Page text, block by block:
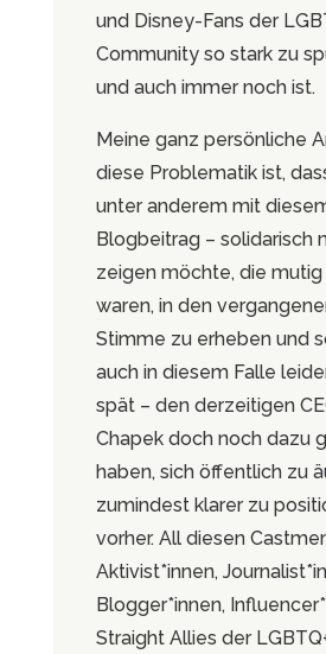
und Disney-Fans der
Community so stark zu
und auch immer noch ist.
Meine ganz persönliche
diese Problematik ist,
unter anderem mit
Blogbeitrag – solidarisch
zeigen möchte, die
waren, in den
Stimme zu erheben und
auch in diesem Falle
spät – den derzeitigen
Chapek doch noch dazu
haben, sich öffentlich zu
zumindest klarer zu
vorher. All diesen
Aktivist*innen,
Blogger*innen,
Straight Allies der